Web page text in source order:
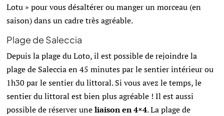
Lotu » pour vous désaltérer ou manger un morceau (en
saison) dans un cadre très agréable.
Plage de Saleccia
Depuis la plage du Loto, il est possible de rejoindre la
plage de Saleccia en 45 minutes par le sentier intérieur ou
1h30 par le sentier du littoral. Si vous avez le temps, le
sentier du littoral est bien plus agréable ! Il est aussi
possible de réserver uneliaison en 4×4.La plage de